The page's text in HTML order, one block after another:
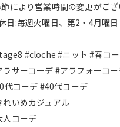
により営業時間の変更がご
日:毎週火曜日、第2・4月曜日
#cloche #ニット #春コ
ラサーコーデ #アラフォーコ
代コーデ #40代コーデ
れいめカジュアル
人コーデ